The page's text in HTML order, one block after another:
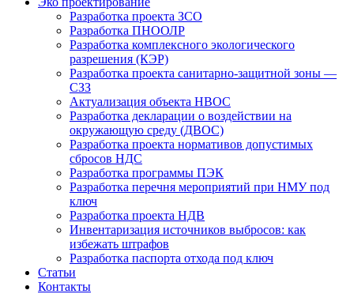
Разработка проекта ЗСО
Разработка ПНООЛР
Разработка комплексного экологического
разрешения (КЭР)
Разработка проекта санитарно-защитной зоны —
СЗЗ
Актуализация объекта НВОС
Разработка декларации о воздействии на
окружающую среду (ДВОС)
Разработка проекта нормативов допустимых
сбросов НДС
Разработка программы ПЭК
Разработка перечня мероприятий при НМУ под
ключ
Разработка проекта НДВ
Инвентаризация источников выбросов: как
избежать штрафов
Разработка паспорта отхода под ключ
Статьи
Контакты